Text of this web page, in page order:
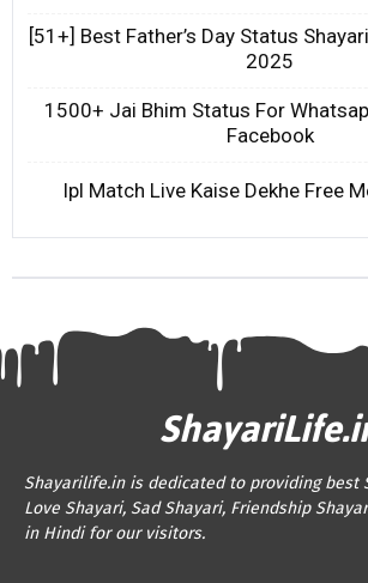
[51+] Best Father’s Day Status
2025
1500+ Jai Bhim Status For
Facebook
Ipl Match Live Kaise Dekhe Free
Shayarilife.in is dedicated to providing best
Love Shayari, Sad Shayari, Friendship
in Hindi for our visitors.